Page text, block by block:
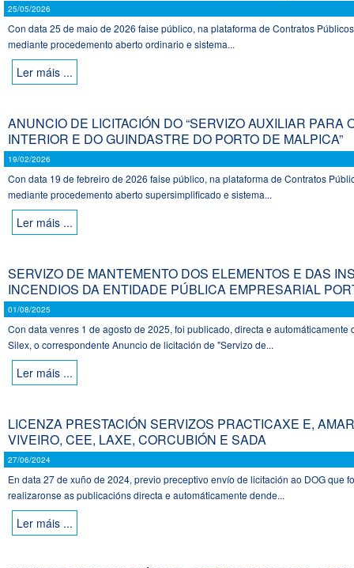
25/05/2026
Con data 25 de maio de 2026 faise público, na plataforma de Contratos
mediante procedemento aberto ordinario e sistema...
Ler máis ...
ANUNCIO DE LICITACIÓN DO “SERVIZO AUXILIAR PARA
INTERIOR E DO GUINDASTRE DO PORTO DE MALPICA”
19/02/2026
Con data 19 de febreiro de 2026 faise público, na plataforma de Contratos
mediante procedemento aberto supersimplificado e sistema...
Ler máis ...
SERVIZO DE MANTEMENTO DOS ELEMENTOS E DAS
INCENDIOS DA ENTIDADE PÚBLICA EMPRESARIAL
01/08/2025
Con data venres 1 de agosto de 2025, foi publicado, directa e
Silex, o correspondente Anuncio de licitación de "Servizo de...
Ler máis ...
LICENZA PRESTACIÓN SERVIZOS PRACTICAXE E,
VIVEIRO, CEE, LAXE, CORCUBIÓN E SADA
27/06/2024
En data 27 de xuño de 2024, previo preceptivo envío de licitación ao DOG que
realizaronse as publicacións directa e automáticamente dende...
Ler máis ...